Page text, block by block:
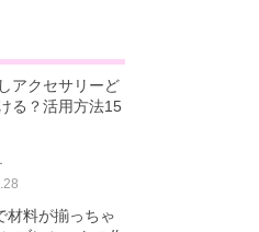
アクセサリーど
る？活用方法15
材料が揃っちゃ